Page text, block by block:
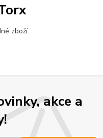
zboží.
akce a